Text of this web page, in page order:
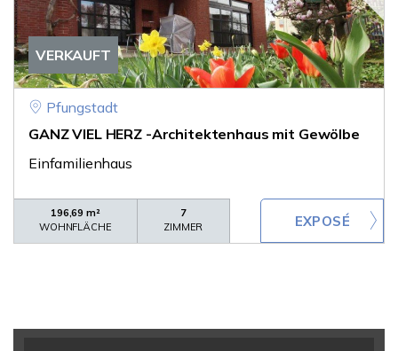
VERKAUFT
Pfungstadt
GANZ VIEL HERZ -Architektenhaus mit Gewölbe
Einfamilienhaus
196,69 m²
WOHNFLÄCHE
7
ZIMMER